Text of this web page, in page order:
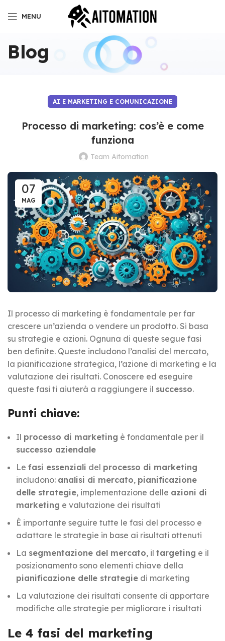
MENU
Blog
AI E MARKETING E COMUNICAZIONE
Processo di marketing: cos’è e come
funziona
Team Aitomation
07
MAG
Il processo di marketing è fondamentale per far
crescere un’azienda o vendere un prodotto. Si basa
su strategie e azioni. Ognuna di queste segue fasi
ben definite. Queste includono l’analisi del mercato,
la pianificazione strategica, l’azione di marketing e la
valutazione dei risultati. Conoscere ed eseguire
queste fasi ti aiuterà a raggiungere il successo.
Punti chiave:
Il processo di marketing è fondamentale per il
successo aziendale
Le fasi essenziali del processo di marketing
includono: analisi di mercato, pianificazione
delle strategie, implementazione delle azioni di
marketing e valutazione dei risultati
È importante seguire tutte le fasi del processo e
adattare le strategie in base ai risultati ottenuti
La segmentazione del mercato, il targeting e il
posizionamento sono elementi chiave della
pianificazione delle strategie di marketing
La valutazione dei risultati consente di apportare
modifiche alle strategie per migliorare i risultati
Le 4 fasi del marketing